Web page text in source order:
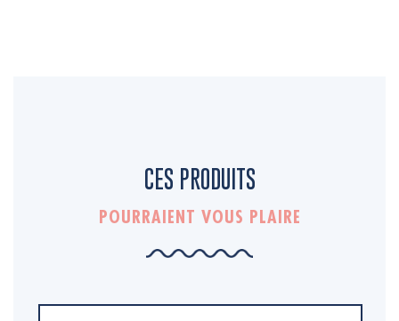
CES PRODUITS
POURRAIENT VOUS PLAIRE